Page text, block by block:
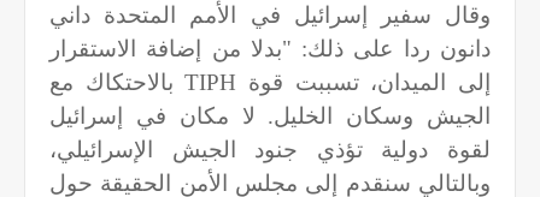
وقال سفير إسرائيل في الأمم المتحدة داني
دانون ردا على ذلك: "بدلا من إضافة الاستقرار
إلى الميدان، تسببت قوة TIPHبالاحتكاك مع
الجيش وسكان الخليل. لا مكان في إسرائيل
لقوة دولية تؤذي جنود الجيش الإسرائيلي،
وبالتالي سنقدم إلى مجلس الأمن الحقيقة حول